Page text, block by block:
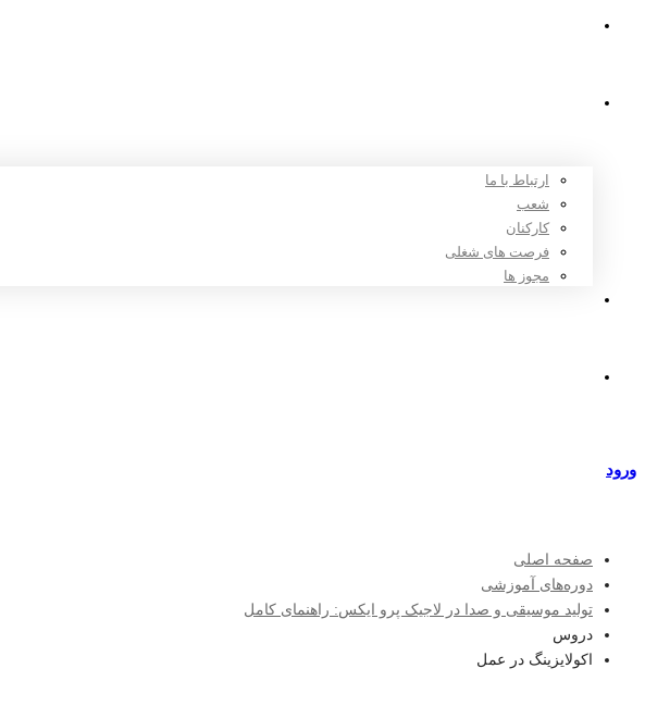
ارتباط با ما
شعب
کارکنان
فرصت های شغلی
مجوز ها
ورود
صفحه اصلی
دوره‌های آموزشی
تولید موسیقی و صدا در لاجیک پرو ایکس: راهنمای کامل
دروس
اکولایزینگ در عمل